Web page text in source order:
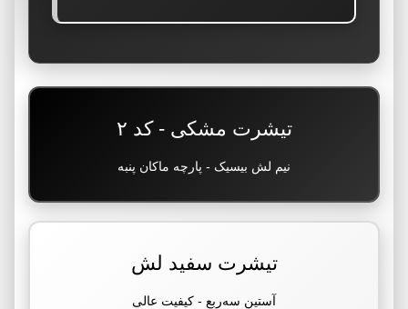
تیشرت مشکی - کد ۲
نیم لش بیسیک - پارچه ماکان پنبه
تیشرت سفید لش
آستین سه‌ربع - کیفیت عالی